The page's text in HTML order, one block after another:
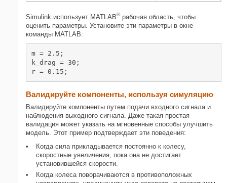
Simulink использует MATLAB®рабочая область, чтобы
оценить параметры. Установите эти параметры в окне
команды MATLAB:
m = 2.5;
k_drag = 30;
r = 0.15;
Валидируйте компоненты, используя симуляцию
Валидируйте компоненты путем подачи входного сигнала и
наблюдения выходного сигнала. Даже такая простая
валидация может указать на мгновенные способы улучшить
модель. Этот пример подтверждает эти поведения:
Когда сила прикладывается постоянно к колесу,
скоростные увеличения, пока она не достигает
установившейся скорости.
Когда колеса поворачиваются в противоположных